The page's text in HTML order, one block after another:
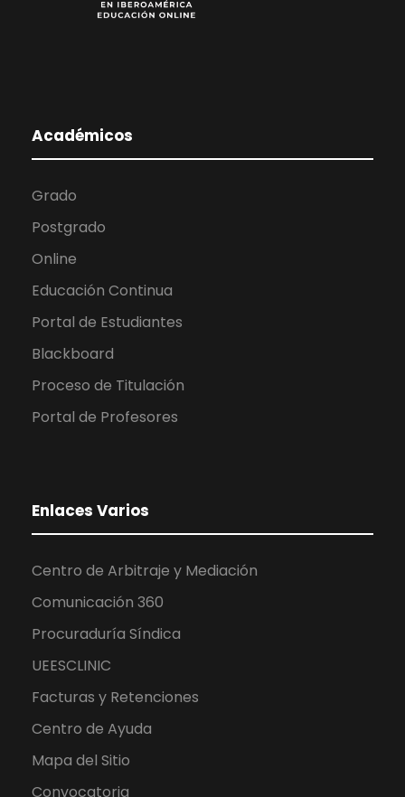
Académicos
Grado
Postgrado
Online
Educación Continua
Portal de Estudiantes
Blackboard
Proceso de Titulación
Portal de Profesores
Enlaces Varios
Centro de Arbitraje y Mediación
Comunicación 360
Procuraduría Síndica
UEESCLINIC
Facturas y Retenciones
Centro de Ayuda
Mapa del Sitio
Convocatoria